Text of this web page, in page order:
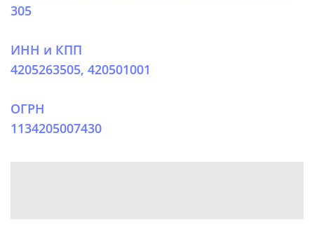
305
ИНН и КПП
4205263505, 420501001
ОГРН
1134205007430